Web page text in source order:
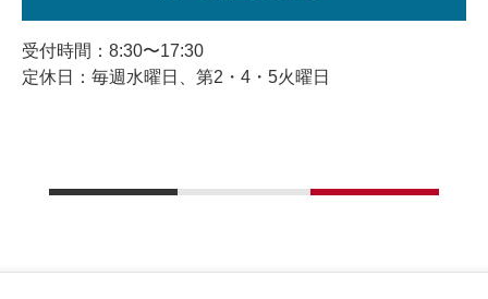
受付時間：8:30〜17:30
定休日：毎週水曜日、第2・4・5火曜日